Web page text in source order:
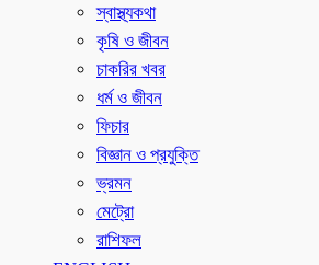
স্বাস্থ্যকথা
কৃষি ও জীবন
চাকরির খবর
ধর্ম ও জীবন
ফিচার
বিজ্ঞান ও প্রযুক্তি
ভ্রমন
মেট্রো
রাশিফল